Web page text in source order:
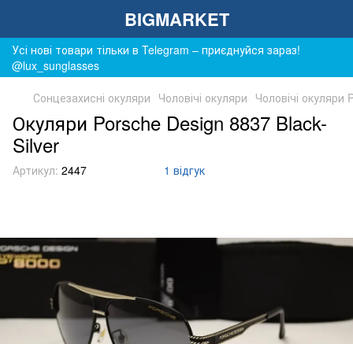
BIGMARKET
Усі нові товари тільки в Telegram – приєднуйся зараз!
@lux_sunglasses
Сонцезахисні окуляри Чоловічі окуляри Чоловічі окуляри
Окуляри Porsche Design 8837 Black-
Silver
Артикул: 2447 1 відгук